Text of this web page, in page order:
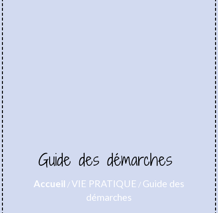
Guide des démarches
Accueil /VIE PRATIQUE / Guide des
démarches